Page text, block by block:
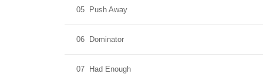
05 Push Away
06 Dominator
07 Had Enough